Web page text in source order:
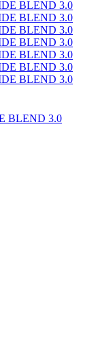
BLEND 3.0